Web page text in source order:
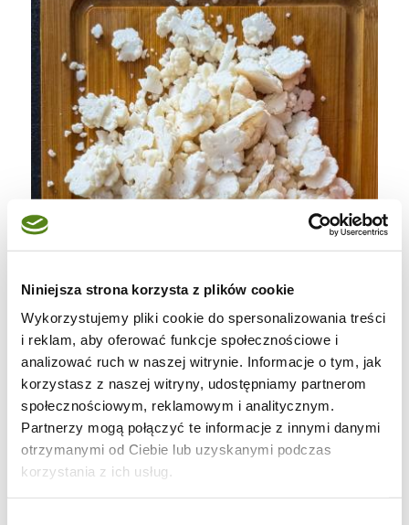
Niniejsza strona korzysta z plików cookie
Wykorzystujemy pliki cookie do spersonalizowania treści
i reklam, aby oferować funkcje społecznościowe i
analizować ruch w naszej witrynie. Informacje o tym, jak
korzystasz z naszej witryny, udostępniamy partnerom
społecznościowym, reklamowym i analitycznym.
Partnerzy mogą połączyć te informacje z innymi danymi
otrzymanymi od Ciebie lub uzyskanymi podczas
korzystania z ich usług.
Kalafior drobno siekamy (same różyczki,